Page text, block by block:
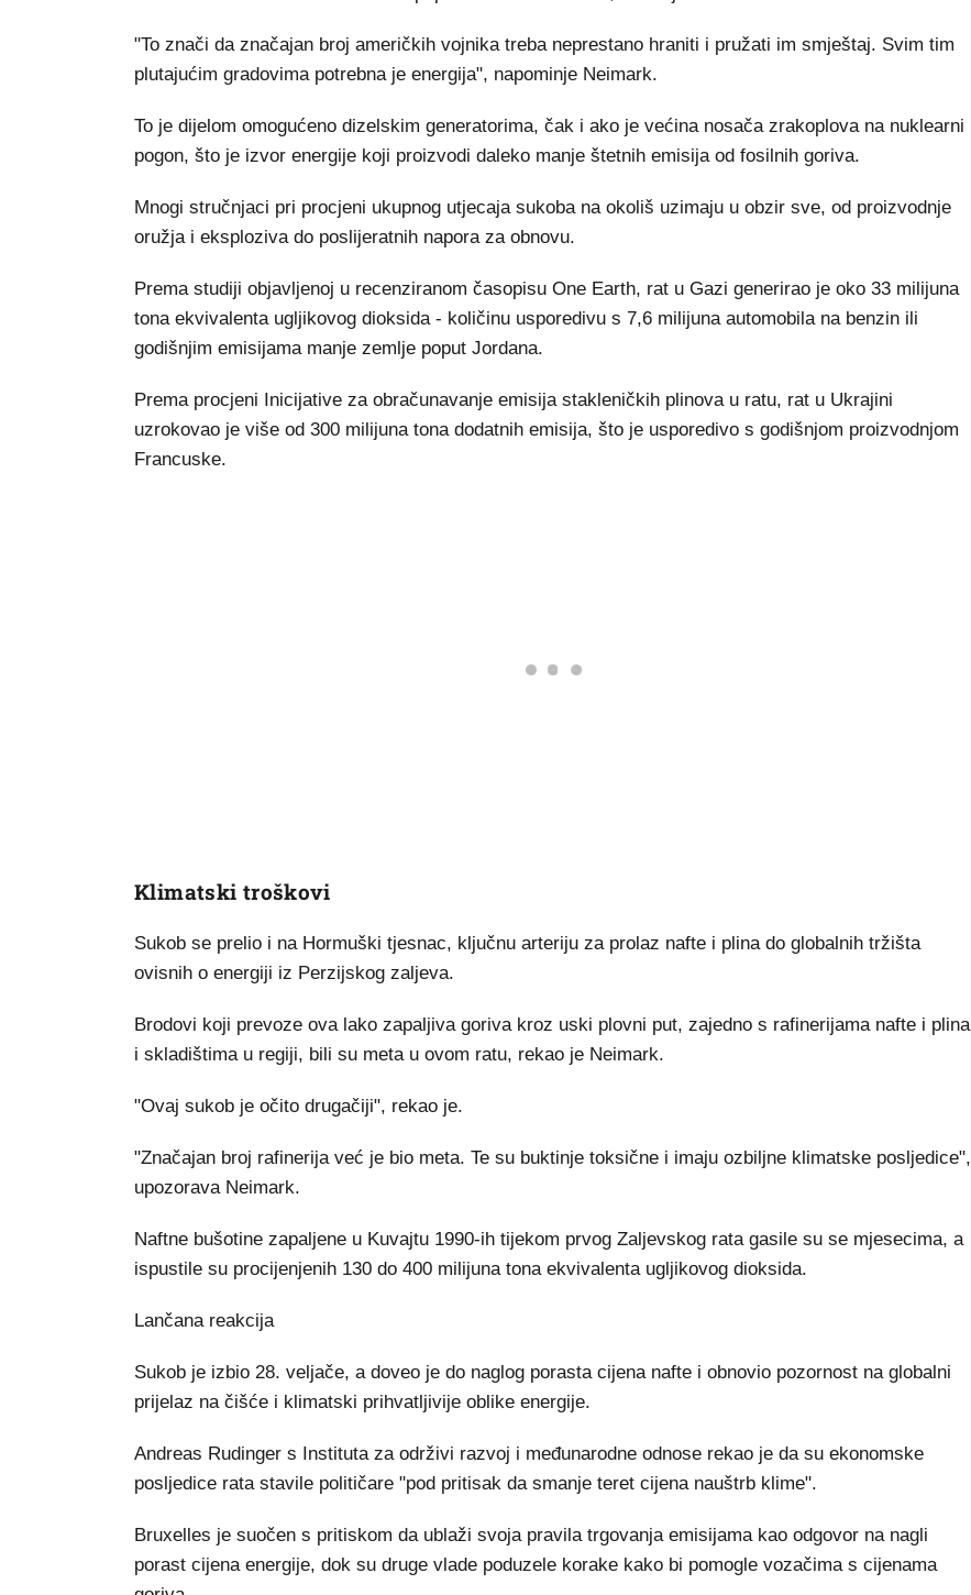
"To znači da značajan broj američkih vojnika treba neprestano hraniti i pružati im smještaj. Svim tim
plutajućim gradovima potrebna je energija", napominje Neimark.
To je dijelom omogućeno dizelskim generatorima, čak i ako je većina nosača zrakoplova na nuklearni
pogon, što je izvor energije koji proizvodi daleko manje štetnih emisija od fosilnih goriva.
Mnogi stručnjaci pri procjeni ukupnog utjecaja sukoba na okoliš uzimaju u obzir sve, od proizvodnje
oružja i eksploziva do poslijeratnih napora za obnovu.
Prema studiji objavljenoj u recenziranom časopisu One Earth, rat u Gazi generirao je oko 33 milijuna
tona ekvivalenta ugljikovog dioksida - količinu usporedivu s 7,6 milijuna automobila na benzin ili
godišnjim emisijama manje zemlje poput Jordana.
Prema procjeni Inicijative za obračunavanje emisija stakleničkih plinova u ratu, rat u Ukrajini
uzrokovao je više od 300 milijuna tona dodatnih emisija, što je usporedivo s godišnjom proizvodnjom
Francuske.
Klimatski troškovi
Sukob se prelio i na Hormuški tjesnac, ključnu arteriju za prolaz nafte i plina do globalnih tržišta
ovisnih o energiji iz Perzijskog zaljeva.
Brodovi koji prevoze ova lako zapaljiva goriva kroz uski plovni put, zajedno s rafinerijama nafte i plina
i skladištima u regiji, bili su meta u ovom ratu, rekao je Neimark.
"Ovaj sukob je očito drugačiji", rekao je.
"Značajan broj rafinerija već je bio meta. Te su buktinje toksične i imaju ozbiljne klimatske posljedice",
upozorava Neimark.
Naftne bušotine zapaljene u Kuvajtu 1990-ih tijekom prvog Zaljevskog rata gasile su se mjesecima, a
ispustile su procijenjenih 130 do 400 milijuna tona ekvivalenta ugljikovog dioksida.
Lančana reakcija
Sukob je izbio 28. veljače, a doveo je do naglog porasta cijena nafte i obnovio pozornost na globalni
prijelaz na čišće i klimatski prihvatljivije oblike energije.
Andreas Rudinger s Instituta za održivi razvoj i međunarodne odnose rekao je da su ekonomske
posljedice rata stavile političare "pod pritisak da smanje teret cijena nauštrb klime".
Bruxelles je suočen s pritiskom da ublaži svoja pravila trgovanja emisijama kao odgovor na nagli
porast cijena energije, dok su druge vlade poduzele korake kako bi pomogle vozačima s cijenama